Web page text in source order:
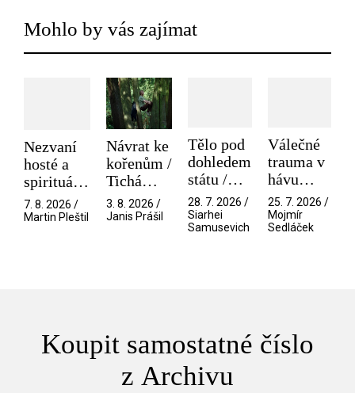
Mohlo by vás zajímat
Nezvaní
hosté a
spirituální
narušitelé
z vesmíru
7. 8. 2026 /
Martin Pleštil
Návrat ke
kořenům /
Tichá
přítelkyně
3. 8. 2026 /
Janis Prášil
Tělo pod
dohledem
státu /
Pramen
28. 7. 2026 /
Siarhei
Samusevich
Válečné
trauma v
hávu
spektáklu
/ Odyssea
25. 7. 2026 /
Mojmír
Sedláček
Koupit samostatné číslo
z Archivu